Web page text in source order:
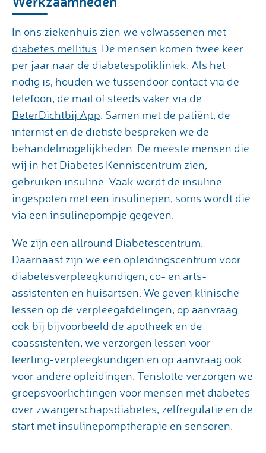
In ons ziekenhuis zien we volwassenen met
diabetes mellitus. De mensen komen twee keer
per jaar naar de diabetespolikliniek. Als het
nodig is, houden we tussendoor contact via de
telefoon, de mail of steeds vaker via de
BeterDichtbij App. Samen met de patiënt, de
internist en de diëtiste bespreken we de
behandelmogelijkheden. De meeste mensen die
wij in het Diabetes Kenniscentrum zien,
gebruiken insuline. Vaak wordt de insuline
ingespoten met een insulinepen, soms wordt die
via een insulinepompje gegeven.
We zijn een allround Diabetescentrum.
Daarnaast zijn we een opleidingscentrum voor
diabetesverpleegkundigen, co- en arts-
assistenten en huisartsen. We geven klinische
lessen op de verpleegafdelingen, op aanvraag
ook bij bijvoorbeeld de apotheek en de
coassistenten, we verzorgen lessen voor
leerling-verpleegkundigen en op aanvraag ook
voor andere opleidingen. Tenslotte verzorgen we
groepsvoorlichtingen voor mensen met diabetes
over zwangerschapsdiabetes, zelfregulatie en de
start met insulinepomptherapie en sensoren.